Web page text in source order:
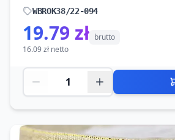
WBROK38/22-094
19.79 zł brutto
16.09 zł netto